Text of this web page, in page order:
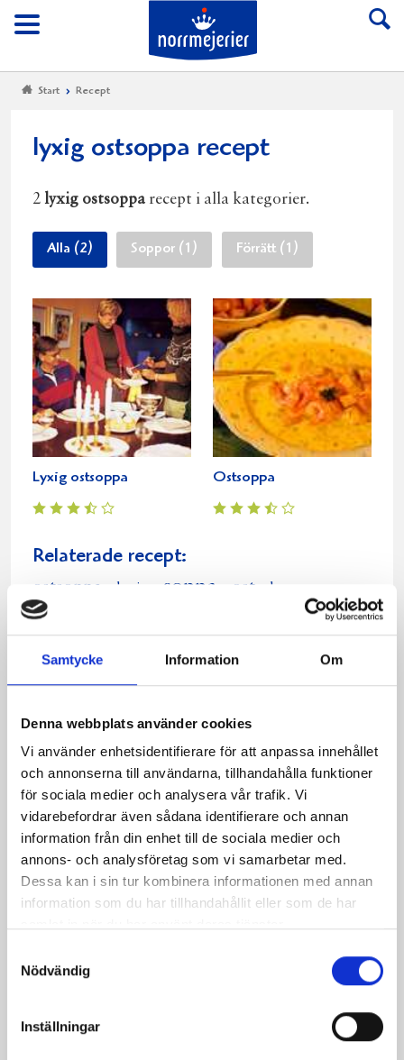
Samtycke Information Om
Denna webbplats använder cookies
Vi använder enhetsidentifierare för att anpassa innehållet
och annonserna till användarna, tillhandahålla funktioner
för sociala medier och analysera vår trafik. Vi
vidarebefordrar även sådana identifierare och annan
information från din enhet till de sociala medier och
annons- och analysföretag som vi samarbetar med.
Dessa kan i sin tur kombinera informationen med annan
information som du har tillhandahållit eller som de har
Nödvändig
Inställningar
Meny
Till Norrmejerier
Start Recept
lyxig ostsoppa recept
2 lyxig ostsoppa recept i alla kategorier.
Alla (2) Soppor (1) Förrätt (1)
Lyxig ostsoppa Ostsoppa
Relaterade recept:
ostsoppa lyxig soppa ost lyx
Dela
på
Facebook
Dela
på
Twitter
Dela
på
Pinterest
Dela
e-
Skriv
ut
Bäst i test: Norrmejeriers laktosfria
Vi kan stolt konstatera att vår laktosfria Mellanmjölk